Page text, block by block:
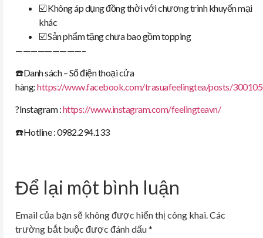
☑️ Không áp dụng đồng thời với chương trình khuyến mại
khác
☑️ Sản phẩm tặng chưa bao gồm topping
—————————–
☎️Danh sách – Số điện thoại cửa
hàng:https://www.facebook.com/trasuafeelingtea/posts/
?Instagram :https://www.instagram.com/feelingteavn/
☎️Hotline : 0982.294.133
Để lại một bình luận
Email của bạn sẽ không được hiển thị công khai.Các
trường bắt buộc được đánh dấu*